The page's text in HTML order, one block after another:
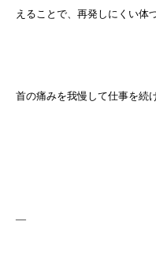
えることで、再発しにくい体
首の痛みを我慢して仕事を続
—